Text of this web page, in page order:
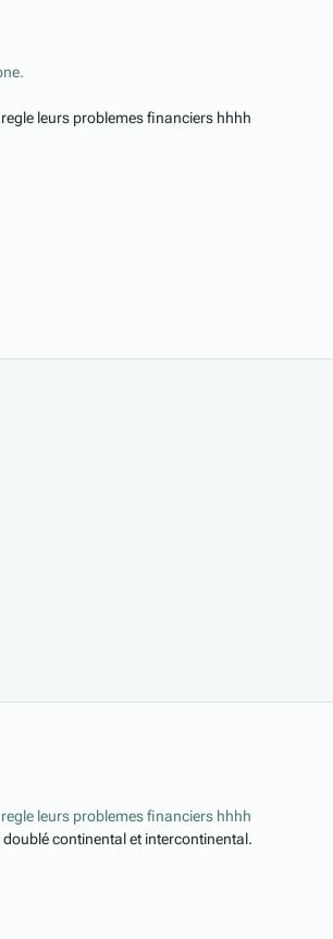
leurs problemes financiers hhhh
leurs problemes financiers hhhh
continental et intercontinental.